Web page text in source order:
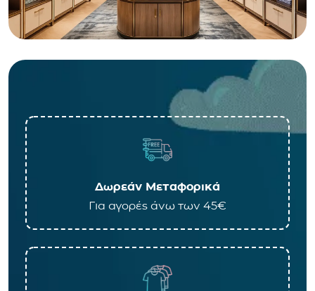
Δωρεάν Μεταφορικά
Για αγορές άνω των 45€